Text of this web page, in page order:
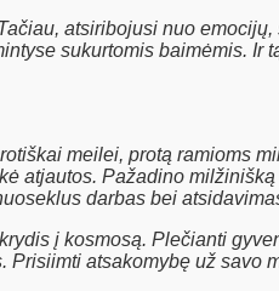
atsiribojusi nuo
sukurtomis baimėmis.
meilei, protą ramioms
atjautos. Pažadino
darbas bei
į kosmosą. Plečianti
atsakomybę už savo